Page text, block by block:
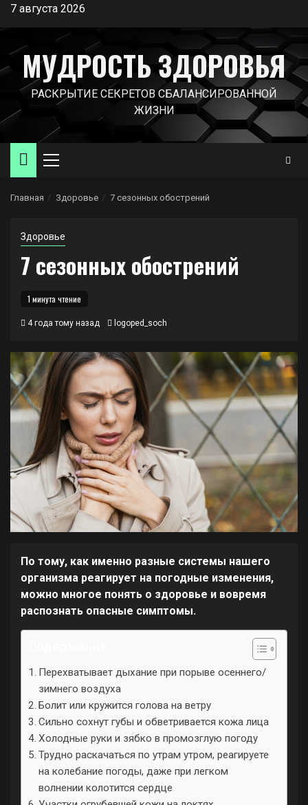
Перейти
содержимому
7 августа 2026
МУДРОСТЬ ЗДОРОВЬЯ
РАСКРЫТИЕ СЕКРЕТОВ СБАЛАНСИРОВАННОЙ
ЖИЗНИ
Основное
Главная Здоровье 7 сезонных обострений
Здоровье
7 сезонных обострений
1 минута чтение
4 года тому назад logoped_soch
По тому, как именно разные системы нашего
организма реагирует на погодные изменения,
можно многое понять о здоровье и вовремя
распознать опасные симптомы.
Перехватывает дыхание при порыве осеннего/
зимнего воздуха
Болит или кружится голова на ветру
Сильно сохнут губы и обветривается кожа лица
Холодные руки и зябко в промозглую погоду
Трудно раскачаться по утрам утром, реагируете
на колебание погоды, даже при легком
волнении колотится сердце